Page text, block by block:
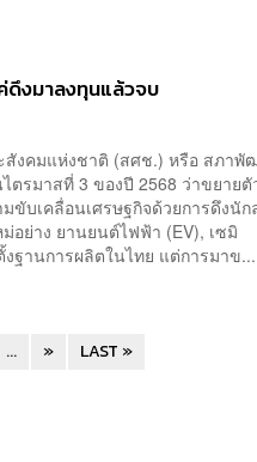
ดึงมาลงทุนแล้วจบ
งคมแห่งชาติ (สศช.) หรือ สภาพั
ไตรมาสที่ 3 ของปี 2568 ว่าขยาย
บเคลื่อนเศรษฐกิจด้วยการดึงนัก
อย่าง ยานยนต์ไฟฟ้า (EV), เซมิ
ฐานการผลิตในไทย แต่การมาข...
... » LAST »